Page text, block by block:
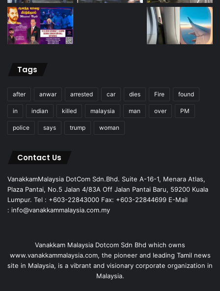
Tags
after anwar arrested car dies Fire found
in indian killed malaysia man over PM
police says trump woman
Contact Us
VanakkamMalaysia DotCom Sdn.Bhd. Suite A-16-1, Menara Atlas,
Plaza Pantai, No.5 Jalan 4/83A Off Jalan Pantai Baru, 59200 Kuala
Lumpur. Tel : +603-22843000 Fax: +603-22844699 E-Mail
: info@vanakkammalaysia.com.my
Vanakkam Malaysia Dotcom Sdn Bhd which owns
www.vanakkammalaysia.com, the pioneer and leading Tamil news
site in Malaysia, is a vibrant and visionary corporate organization in
Malaysia.